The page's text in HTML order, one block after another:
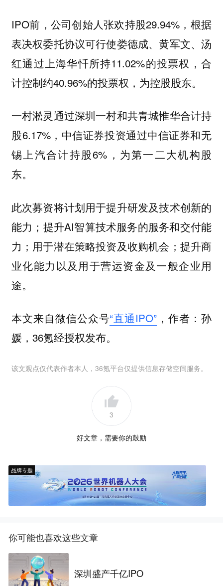
IPO前，公司创始人张欢持股29.94%，根据
表决权委托协议可行使娄德成、黄军文、汤
红通过上海华忏所持11.02%的投票权，合
计控制约40.96%的投票权，为控股股东。
一村淞灵通过深圳一村和共青城惟华合计持
股6.17%，中信证券投资通过中信证券和无
锡上汽合计持股6%，为第一二大机构股
东。
此次募资将计划用于提升研发及技术创新的
能力；提升AI智算技术服务的服务和交付能
力；用于潜在策略投资及收购机会；提升商
业化能力以及用于营运资金及一般企业用
途。
本文来自微信公众号“直通IPO” ，作者：孙
媛，36氪经授权发布。
该文观点仅代表作者本人，36氪平台仅提供信息存储空间服务。
3
好文章，需要你的鼓励
品牌专题
你可能也喜欢这些文章
深圳盛产千亿IPO